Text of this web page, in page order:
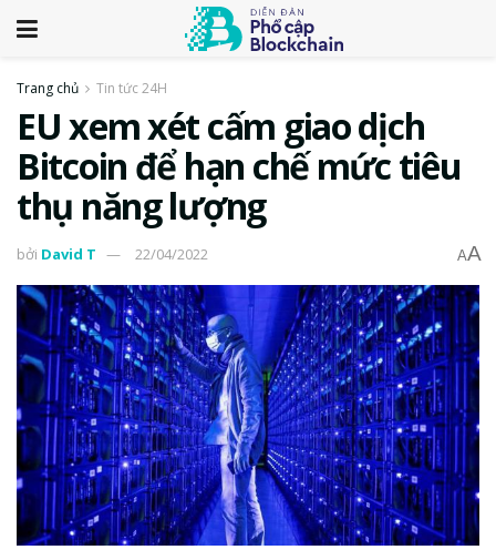
Trang chủ Tin tức 24H
EU xem xét cấm giao dịch
Bitcoin để hạn chế mức tiêu
thụ năng lượng
bởi David T 22/04/2022 AA